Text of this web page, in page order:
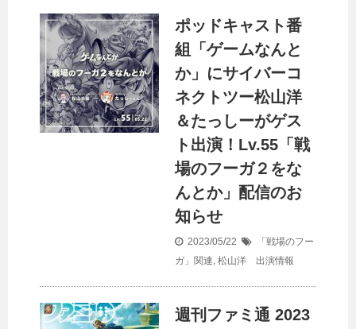
ポッドキャスト番
組「ゲームなんと
か」にサイバーコ
ネクトツー松山洋
＆たっしーがゲス
ト出演！Lv.55「戦
場のフーガ２をな
んとか」配信のお
知らせ
2023/05/22
「戦場のフー
ガ」関連, 松山洋 出演情報
週刊ファミ通 2023